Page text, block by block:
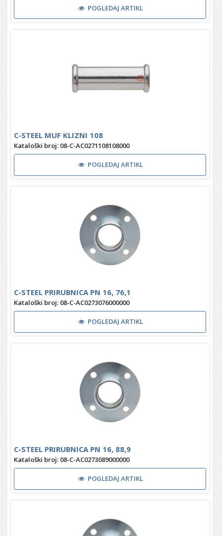
POGLEDAJ ARTIKL
C-STEEL MUF KLIZNI 108
Kataloški broj: 08-C-AC0271108108000
POGLEDAJ ARTIKL
C-STEEL PRIRUBNICA PN 16, 76,1
Kataloški broj: 08-C-AC0273076000000
POGLEDAJ ARTIKL
C-STEEL PRIRUBNICA PN 16, 88,9
Kataloški broj: 08-C-AC0273089000000
POGLEDAJ ARTIKL